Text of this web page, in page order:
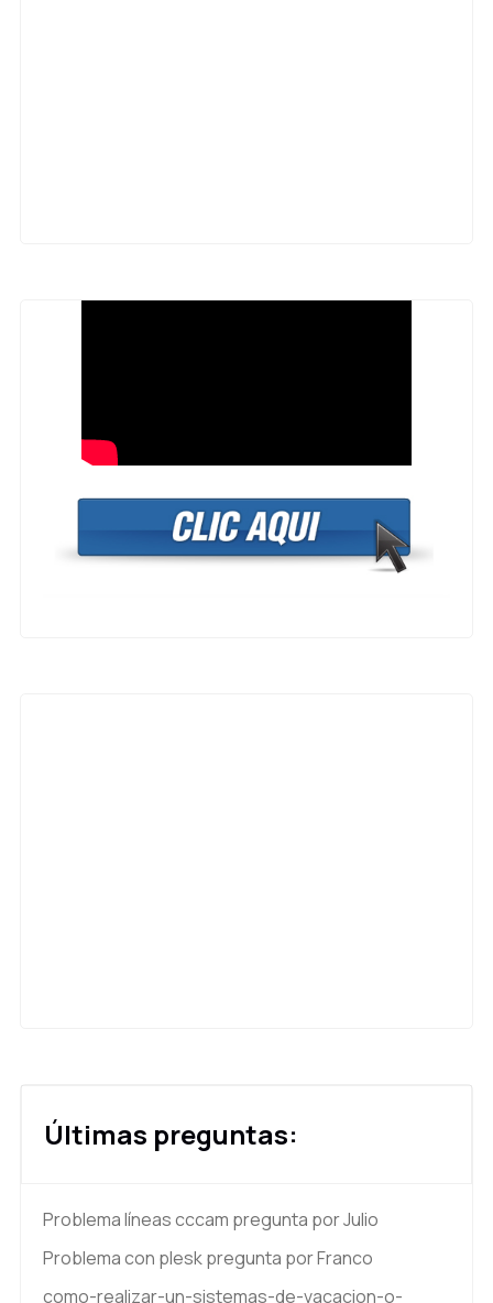
Últimas preguntas:
Problema líneas cccam pregunta por Julio
Problema con pleskpregunta por Franco
como-realizar-un-sistemas-de-vacacion-o-